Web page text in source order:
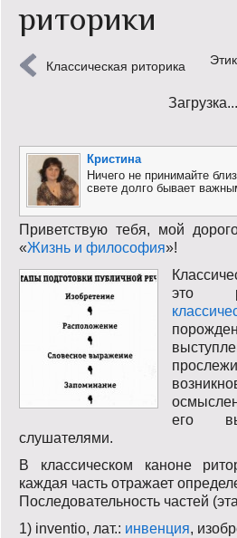
Кинообзор
Книгообзор
Логика
Поговорим?!
Риторика
Слово гостям
Философские размышления
Этот огромный мир!
риторики
Классическая риторика
Загрузка...
Кристина
Ничего не принимайте
свете долго бывает
Приветствую тебя, мой
«Жизнь и философия»!
это
его
слушателями.
В классическом каноне
каждая часть отражает
Последовательность частей
1) inventio, лат.: инвенция,